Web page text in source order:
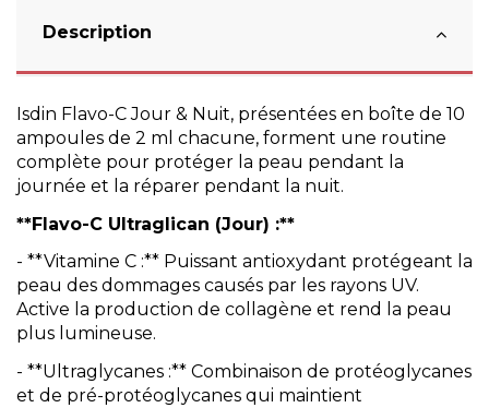
Description
Isdin Flavo-C Jour & Nuit, présentées en boîte de 10
ampoules de 2 ml chacune, forment une routine
complète pour protéger la peau pendant la
journée et la réparer pendant la nuit.
**Flavo-C Ultraglican (Jour) :**
- **Vitamine C :** Puissant antioxydant protégeant la
peau des dommages causés par les rayons UV.
Active la production de collagène et rend la peau
plus lumineuse.
- **Ultraglycanes :** Combinaison de protéoglycanes
et de pré-protéoglycanes qui maintient